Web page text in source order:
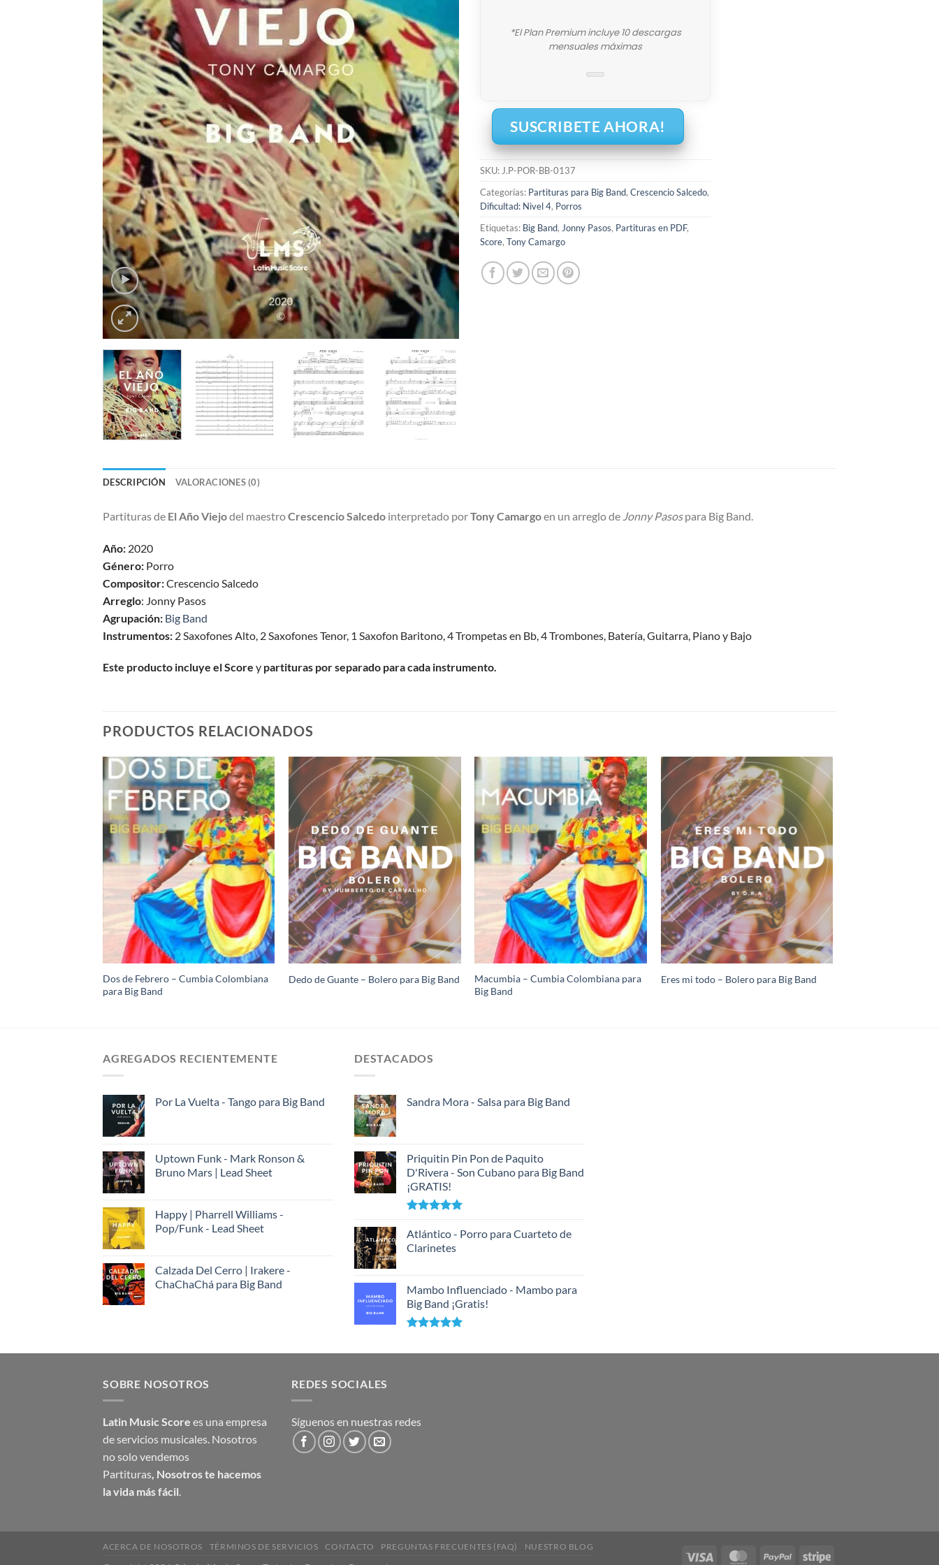
*El Plan Premium incluye 10 descargas
mensuales máximas
SUSCRIBETE AHORA!
SKU: J.P-POR-BB-0137
Categorías: Partituras para Big Band, Crescencio Salcedo,
Dificultad: Nivel 4, Porros
Etiquetas: Big Band, Jonny Pasos, Partituras en PDF,
Score, Tony Camargo
DESCRIPCIÓN VALORACIONES (0)
Partituras de El Año Viejodel maestroCrescencio Salcedo interpretado porTony Camargoen un arreglo de Jonny Pasospara Big Band.
Año: 2020
Género: Porro
Compositor:Crescencio Salcedo
Arreglo: Jonny Pasos
Agrupación: Big Band
Instrumentos: 2 Saxofones Alto, 2 Saxofones Tenor, 1 Saxofon Baritono, 4 Trompetas en Bb, 4 Trombones, Batería, Guitarra, Piano y Bajo
Este producto incluye el Score y partituras por separado para cada instrumento.
PRODUCTOS RELACIONADOS
Dos de Febrero – Cumbia Colombiana
para Big Band
Dedo de Guante – Bolero para Big Band
Macumbia – Cumbia Colombiana para
Big Band
Eres mi todo – Bolero para Big Band
AGREGADOS RECIENTEMENTE
Por La Vuelta - Tango para Big Band
Uptown Funk - Mark Ronson &
Bruno Mars | Lead Sheet
Happy | Pharrell Williams -
Pop/Funk - Lead Sheet
Calzada Del Cerro | Irakere -
ChaChaChá para Big Band
DESTACADOS
Sandra Mora - Salsa para Big Band
Priquitin Pin Pon de Paquito
D'Rivera - Son Cubano para Big Band
¡GRATIS!
con5.00
de 5
Atlántico - Porro para Cuarteto de
Clarinetes
Mambo Influenciado - Mambo para
Big Band ¡Gratis!
SOBRE NOSOTROS
Latin Music Score es una empresa
de servicios musicales. Nosotros
no solo vendemos
Partituras, Nosotros te hacemos
la vida más fácil.
REDES SOCIALES
Síguenos en nuestras redes
ACERCA DE NOSOTROS TÉRMINOS DE SERVICIOS CONTACTO PREGUNTAS FRECUENTES (FAQ) NUESTRO BLOG